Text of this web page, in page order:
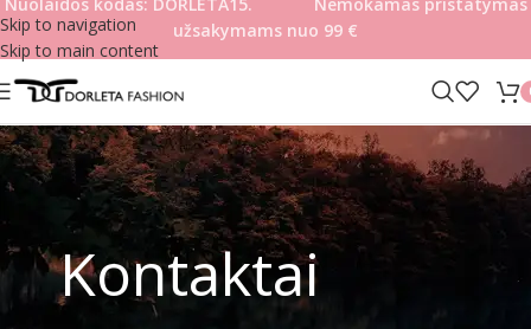
Skip to navigation
Skip to main content
užsakymams nuo 99 €
Kontaktai